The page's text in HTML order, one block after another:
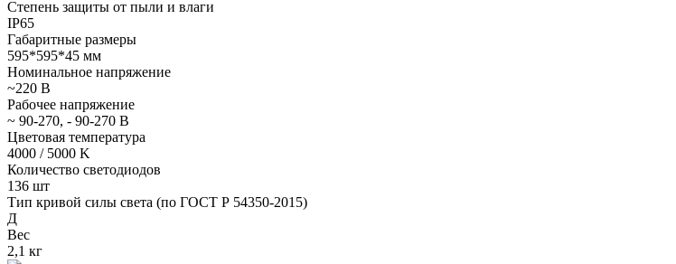
Степень защиты от пыли и влаги
IP65
Габаритные размеры
595*595*45 мм
Номинальное напряжение
~220 В
Рабочее напряжение
~ 90-270, - 90-270 В
Цветовая температура
4000 / 5000 K
Количество светодиодов
136 шт
Тип кривой силы света (по ГОСТ Р 54350-2015)
Д
Вес
2,1 кг